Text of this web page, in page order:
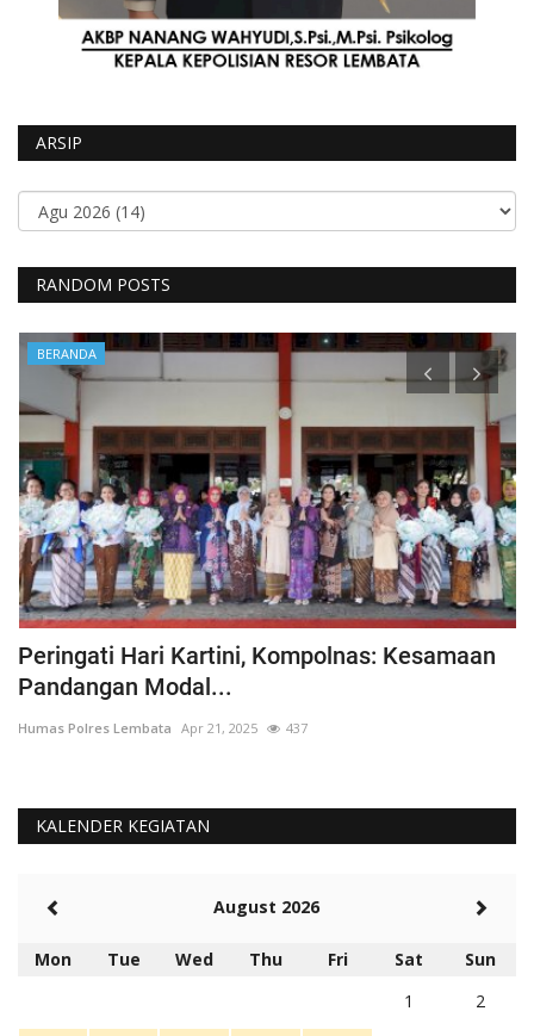
ARSIP
RANDOM POSTS
BERANDA
Kecelakaan di GT Ciawi, Tim TAA Dikerahkan
Humas Polres Lembata Feb 5, 2025
KALENDER KEGIATAN
August 2026
Mon Tue Wed Thu Fri Sat
Sun
1
2